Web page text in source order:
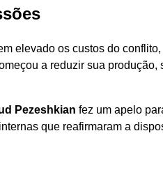
elevado os custos do
a reduzir sua
Pezeshkian fez um apelo
que reafirmaram a